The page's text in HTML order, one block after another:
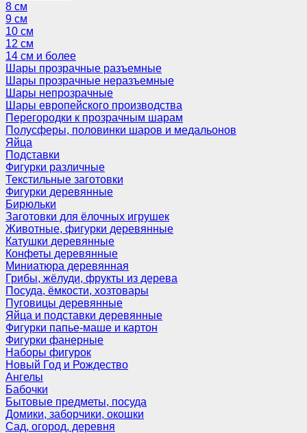
8 см
9 см
10 см
12 см
14 см и более
Шары прозрачные разъемные
Шары прозрачные неразъемные
Шары непрозрачные
Шары европейского производства
Перегородки к прозрачным шарам
Полусферы, половинки шаров и медальонов
Яйца
Подставки
Фигурки различные
Текстильные заготовки
Фигурки деревянные
Бирюльки
Заготовки для ёлочных игрушек
Животные, фигурки деревянные
Катушки деревянные
Конфеты деревянные
Миниатюра деревянная
Грибы, жёлуди, фрукты из дерева
Посуда, ёмкости, хозтовары
Пуговицы деревянные
Яйца и подставки деревянные
Фигурки папье-маше и картон
Фигурки фанерные
Наборы фигурок
Новый Год и Рождество
Ангелы
Бабочки
Бытовые предметы, посуда
Домики, заборчики, окошки
Сад, огород, деревня